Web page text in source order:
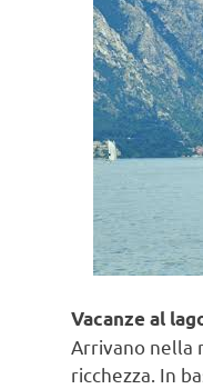
Vacanze al
Arrivano nella
ricchezza. In